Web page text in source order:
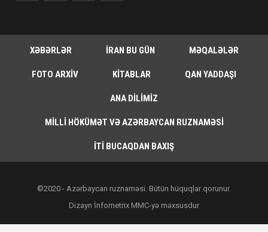
XƏBƏRLƏR İRAN BU GÜN MƏQALƏLƏR
FOTO ARXIV KITABLAR QAN YADDAŞI
ANA DILIMIZ
MILLI HÖKÜMƏT VƏ AZƏRBAYCAN RUZNAMƏSI
İTI BUCAQDAN BAXIŞ
©2020 - Azərbaycan ruznaməsi. Bütün hüquqlar qorunur.
Dizayn İnfometrix MMC-yə məxsusdur